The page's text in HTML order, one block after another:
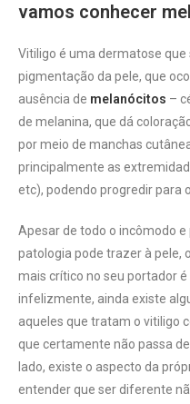
vamos conhecer
Vitiligo é uma dermatose
pigmentação da pele, que
ausência de melanócitos –
de melanina, que dá
por meio de manchas
principalmente as
etc), podendo progredir para
Apesar de todo o incômodo
patologia pode trazer à pele,
mais crítico no seu portador é
infelizmente, ainda existe
aqueles que tratam o vitiligo
que certamente não passa
lado, existe o aspecto da
entender que ser diferente